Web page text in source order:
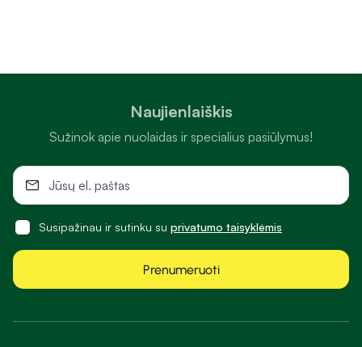
Naujienlaiškis
Sužinok apie nuolaidas ir specialius pasiūlymus!
Susipažinau ir sutinku su privatumo taisyklėmis
Prenumeruoti